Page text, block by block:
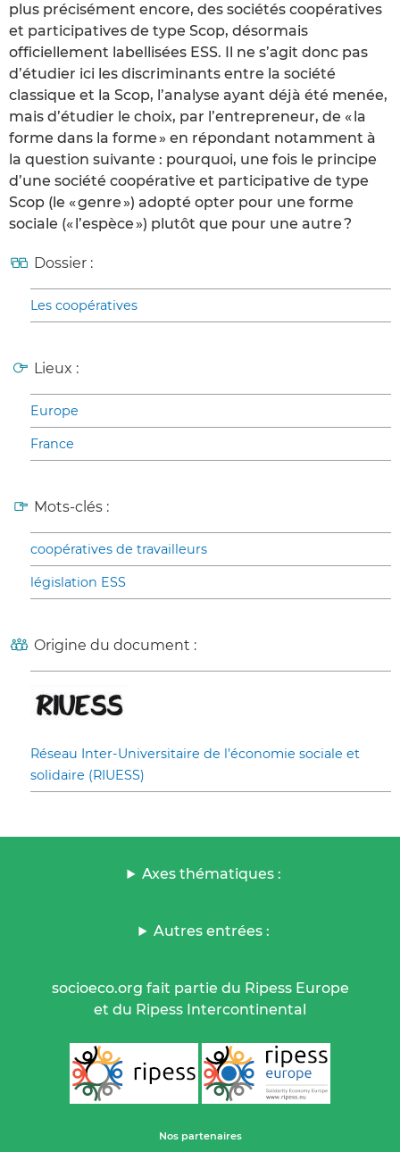
plus précisément encore, des sociétés coopératives
et participatives de type Scop, désormais
officiellement labellisées ESS. Il ne s’agit donc pas
d’étudier ici les discriminants entre la société
classique et la Scop, l’analyse ayant déjà été menée,
mais d’étudier le choix, par l’entrepreneur, de « la
forme dans la forme » en répondant notamment à
la question suivante : pourquoi, une fois le principe
d’une société coopérative et participative de type
Scop (le « genre ») adopté opter pour une forme
sociale (« l’espèce ») plutôt que pour une autre ?
Dossier :
Les coopératives
Lieux :
Europe
France
Mots-clés :
coopératives de travailleurs
législation ESS
Origine du document :
Réseau Inter-Universitaire de l’économie sociale et
solidaire (RIUESS)
Axes thématiques :
Autres entrées :
socioeco.org fait partie du Ripess Europe
et du Ripess Intercontinental
Nos partenaires